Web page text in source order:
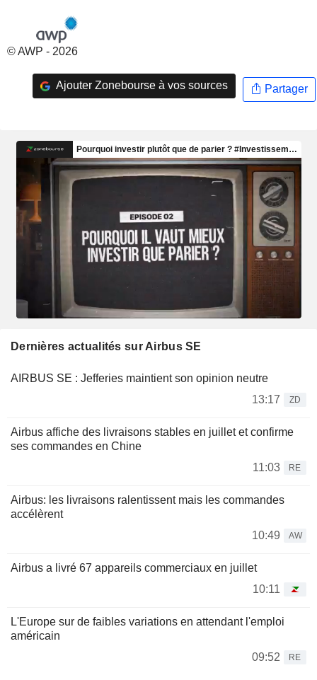
© AWP - 2026
Ajouter Zonebourse à vos sources Partager
Dernières actualités sur Airbus SE
AIRBUS SE : Jefferies maintient son opinion neutre
13:17
ZD
Airbus affiche des livraisons stables en juillet et confirme
ses commandes en Chine
11:03
RE
Airbus: les livraisons ralentissent mais les commandes
accélèrent
10:49
AW
Airbus a livré 67 appareils commerciaux en juillet
10:11
L'Europe sur de faibles variations en attendant l'emploi
américain
09:52
RE